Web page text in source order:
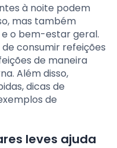
à noite podem
mas também
o bem-estar geral.
consumir refeições
de maneira
Além disso,
dicas de
de
leves ajuda